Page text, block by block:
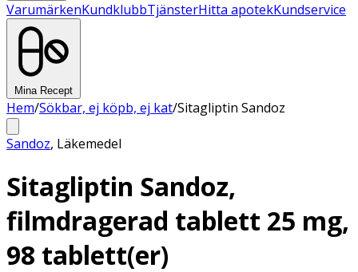
VarumärkenKundklubbTjänsterHitta apotekKundservice
Mina Recept
Hem/Sökbar, ej köpb, ej kat/Sitagliptin Sandoz
Sandoz, Läkemedel
Sitagliptin Sandoz,
filmdragerad tablett 25 mg,
98 tablett(er)